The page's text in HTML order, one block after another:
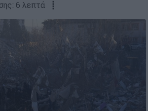
6 λεπτά ┋